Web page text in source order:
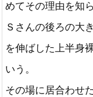
めてその理由を知
Ｓさんの後ろの大
を伸ばした上半身
いう。
その場に居合わせ